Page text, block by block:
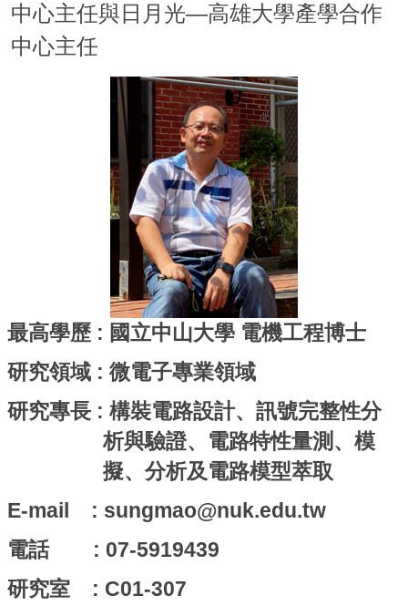
中心主任與日月光—高雄大學產學合作
中心主任
最高學歷 : 國立中山大學 電機工程博士
研究領域 : 微電子專業領域
研究專長 : 構裝電路設計、訊號完整性分
析與驗證、電路特性量測、模
擬、分析及電路模型萃取
E-mail : sungmao@nuk.edu.tw
電話 : 07-5919439
研究室 : C01-307